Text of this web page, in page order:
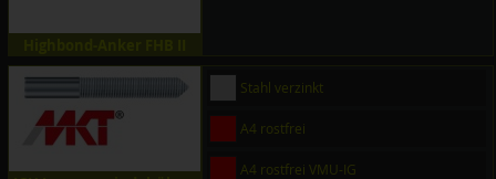
Stahl verzinkt
A4 rostfrei
A4 rostfrei VMU-IG